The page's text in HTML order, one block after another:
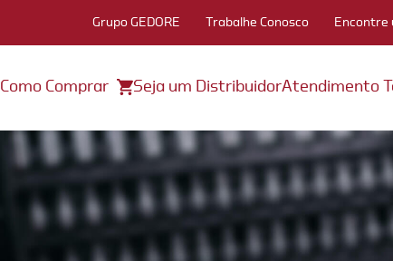
Grupo GEDORE Trabalhe Conosco Encontre
Como Comprar Seja um DistribuidorAtendimento